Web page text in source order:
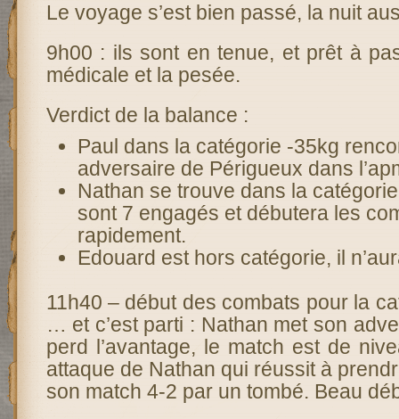
Le voyage s’est bien passé, la nuit
9h00 : ils sont en tenue, et prêt à
médicale et la pesée.
Verdict de la balance :
Paul dans la catégorie -35kg
adversaire de Périgueux dans
Nathan se trouve dans la
sont 7 engagés et débutera les
rapidement.
Edouard est hors catégorie, il
11h40 – début des combats pour la
… et c’est parti : Nathan met son
perd l’avantage, le match est de
attaque de Nathan qui réussit à
son match 4-2 par un tombé. Beau